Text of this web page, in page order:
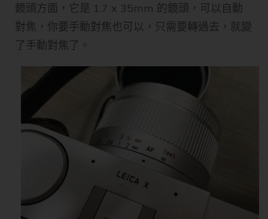
鏡頭方面，它是 1.7 x 35mm 的鏡頭，可以自動
對焦，你要手動對焦也可以，只需要轉過去，就變
了手動對焦了。